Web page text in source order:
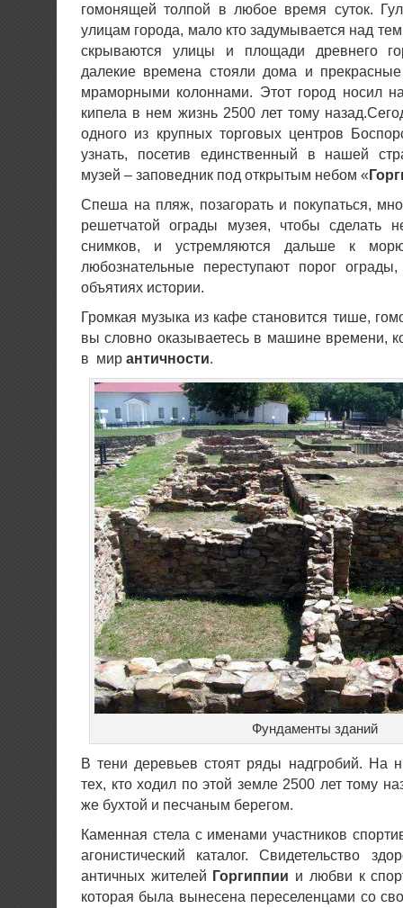
гомонящей толпой в любое время суток.
улицам города, мало кто задумывается над
скрываются улицы и площади древнего
далекие времена стояли дома и
мраморными колоннами. Этот город носил
кипела в нем жизнь 2500 лет тому назад.
одного из крупных торговых центров
узнать, посетив единственный в нашей
музей – заповедник под открытым небом «
Спеша на пляж, позагорать и покупаться,
решетчатой ограды музея, чтобы сделать
снимков, и устремляются дальше к
любознательные переступают порог
объятиях истории.
Громкая музыка из кафе становится тише,
вы словно оказываетесь в машине времени,
в мир античности.
Фундаменты зданий
В тени деревьев стоят ряды надгробий. На
тех, кто ходил по этой земле 2500 лет тому
же бухтой и песчаным берегом.
Каменная стела с именами участников
агонистический каталог. Свидетельство
античных жителей Горгиппии и любви к
которая была вынесена переселенцами со